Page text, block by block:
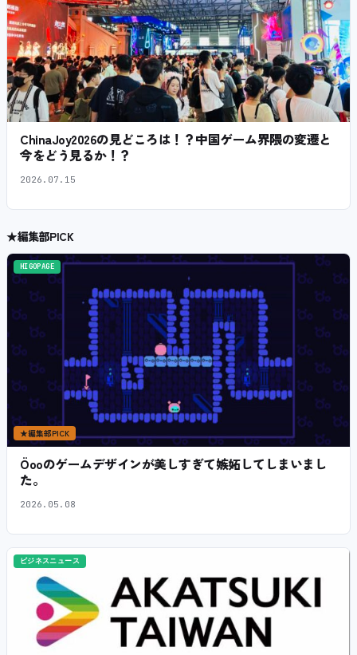
ChinaJoy2026の見どころは！？中国ゲーム界隈の変遷と
今をどう見るか！？
2026.07.15
★編集部PICK
HIGOPAGE
★編集部PICK
Öooのゲームデザインが美しすぎて嫉妬してしまいまし
た。
2026.05.08
ビジネスニュース